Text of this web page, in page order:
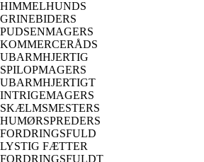
HIMMELHUNDS
GRINEBIDERS
PUDSENMAGERS
KOMMERCERÅDS
UBARMHJERTIG
SPILOPMAGERS
UBARMHJERTIGT
INTRIGEMAGERS
SKÆLMSMESTERS
HUMØRSPREDERS
FORDRINGSFULD
LYSTIG FÆTTER
FORDRINGSFULDT